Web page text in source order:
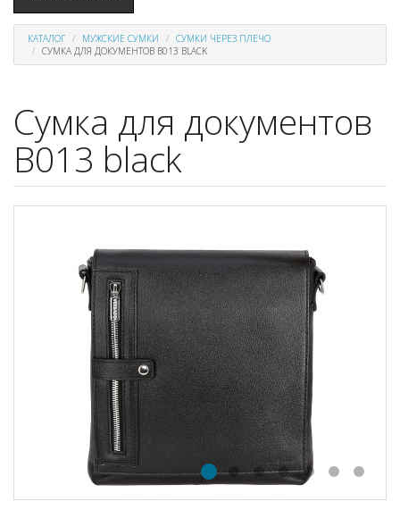
КАТАЛОГ МУЖСКИЕ СУМКИ
СУМКИ ЧЕРЕЗ ПЛЕЧО
СУМКА ДЛЯ ДОКУМЕНТОВ B013 BLACK
Сумка для документов
B013 black